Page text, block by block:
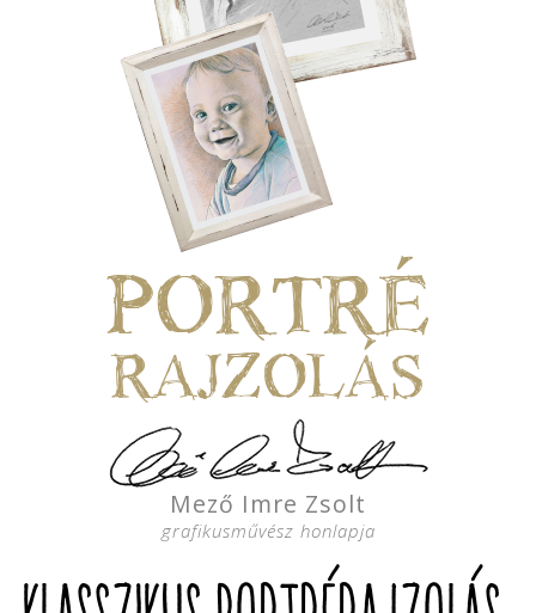
PORTRÉ
RAJZOLÁS
Mező Imre Zsolt
grafikusművész honlapja